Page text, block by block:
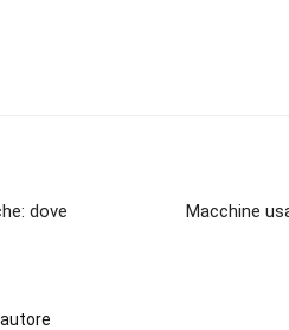
dove
Macchine